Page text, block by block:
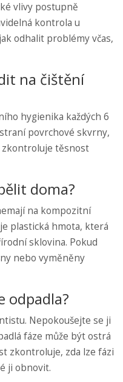
vlivy postupně
kontrola u
odhalit problémy včas,
na čištění
hygienika každých 6
povrchové skvrny,
zkontroluje těsnost
doma?
na kompozitní
plastická hmota, která
sklovina. Pokud
nebo vyměněny
odpadla?
Nepokoušejte se ji
fáze může být ostrá
zkontroluje, zda lze fázi
ji obnovit.